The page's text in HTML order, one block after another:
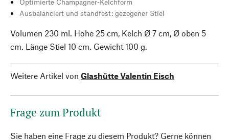
Optimierte Champagner-Kelchform
Ausbalanciert und standfest: gezogener Stiel
Volumen 230 ml. Höhe 25 cm, Kelch Ø 7 cm, Ø oben 5
cm. Länge Stiel 10 cm. Gewicht 100 g.
Weitere Artikel von Glashütte Valentin Eisch
Frage zum Produkt
Sie haben eine Frage zu diesem Produkt? Gerne können